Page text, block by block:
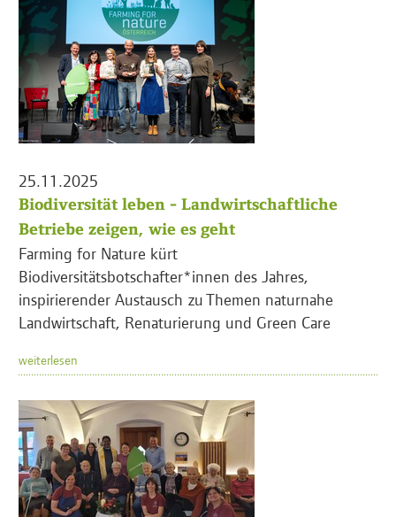
25.11.2025
Biodiversität leben - Landwirtschaftliche
Betriebe zeigen, wie es geht
Farming for Nature kürt
Biodiversitätsbotschafter*innen des Jahres,
inspirierender Austausch zu Themen naturnahe
Landwirtschaft, Renaturierung und Green Care
weiterlesen